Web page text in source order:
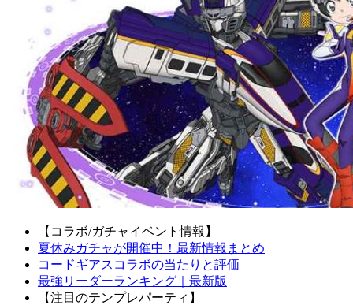
【コラボ/ガチャイベント情報】
夏休みガチャが開催中！最新情報まとめ
コードギアスコラボの当たりと評価
最強リーダーランキング｜最新版
【注目のテンプレパーティ】